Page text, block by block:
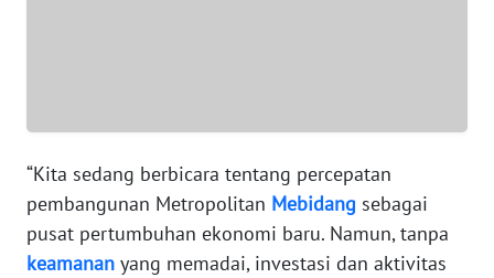
“Kita sedang berbicara tentang percepatan
pembangunan Metropolitan Mebidang sebagai
pusat pertumbuhan ekonomi baru. Namun, tanpa
keamanan yang memadai, investasi dan aktivitas
WN
BARAT
WN
RIAU